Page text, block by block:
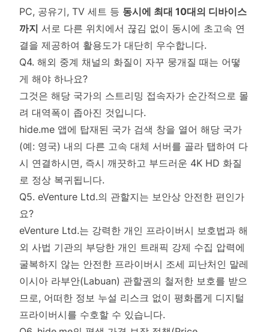
PC, 공유기, TV 세트 등 동시에 최대 10대의 디바이스
까지 서로 다른 위치에서 끊김 없이 동시에 초고속 연
결을 제공하여 활용도가 대단히 우수합니다.
Q4. 해외 중계 채널의 화질이 자꾸 뭉개질 때는 어떻
게 해야 하나요?
그것은 해당 국가의 스트리밍 접속자가 순간적으로 몰
려 대역폭이 좁아진 것입니다.
hide.me 앱에 탑재된 국가 검색 창을 열어 해당 국가
(예: 영국) 내의 다른 고속 대체 서버를 골라 탭하여 다
시 연결하시면, 즉시 깨끗하고 부드러운 4K HD 화질
로 정상 복귀됩니다.
Q5. eVenture Ltd.의 관할지는 보안상 안전한 편인가
요?
eVenture Ltd.는 강력한 개인 프라이버시 보호법과 해
외 사법 기관의 부당한 개인 트래픽 강제 수집 압력에
굴복하지 않는 안전한 프라이버시 조세 피난처인 말레
이시아 라부안(Labuan) 관할권의 철저한 보호를 받으
므로, 어떠한 정보 누설 리스크 없이 평화롭게 디지털
프라이버시를 수호할 수 있습니다.